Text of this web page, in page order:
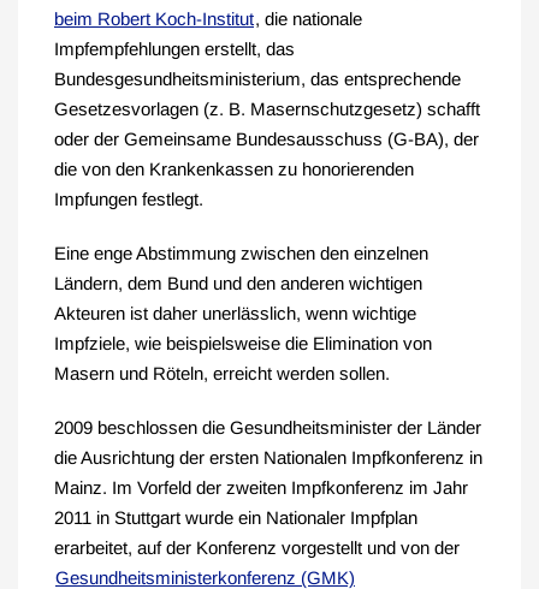
beim Robert Koch-Institut, die nationale
Impfempfehlungen erstellt, das
Bundesgesundheitsministerium, das entsprechende
Gesetzesvorlagen (z. B. Masernschutzgesetz) schafft
oder der Gemeinsame Bundesausschuss (G-BA), der
die von den Krankenkassen zu honorierenden
Impfungen festlegt.
Eine enge Abstimmung zwischen den einzelnen
Ländern, dem Bund und den anderen wichtigen
Akteuren ist daher unerlässlich, wenn wichtige
Impfziele, wie beispielsweise die Elimination von
Masern und Röteln, erreicht werden sollen.
2009 beschlossen die Gesundheitsminister der Länder
die Ausrichtung der ersten Nationalen Impfkonferenz in
Mainz. Im Vorfeld der zweiten Impfkonferenz im Jahr
2011 in Stuttgart wurde ein Nationaler Impfplan
erarbeitet, auf der Konferenz vorgestellt und von der
Gesundheitsministerkonferenz (GMK)